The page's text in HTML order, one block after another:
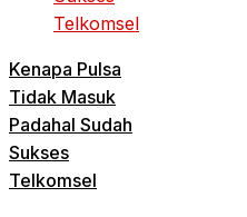
Kenapa Pulsa
Tidak Masuk
Padahal Sudah
Sukses
Telkomsel